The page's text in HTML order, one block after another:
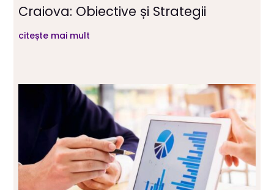
Craiova: Obiective și Strategii
citește mai mult